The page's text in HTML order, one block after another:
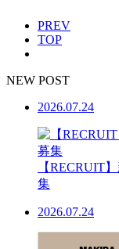
PREV
TOP
NEW POST
2026.07.24
【RECRUIT
集
2026.07.24